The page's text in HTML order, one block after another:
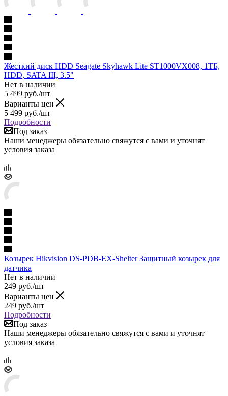
Жесткий диск HDD Seagate Skyhawk Lite ST1000VX008, 1ТБ,
HDD, SATA III, 3.5"
Нет в наличии
5 499 руб./шт
Варианты цен
5 499 руб./шт
Подробности
Под заказ
Наши менеджеры обязательно свяжутся с вами и уточнят
условия заказа
Козырек Hikvision DS-PDB-EX-Shelter Защитный козырек для
датчика
Нет в наличии
249 руб./шт
Варианты цен
249 руб./шт
Подробности
Под заказ
Наши менеджеры обязательно свяжутся с вами и уточнят
условия заказа